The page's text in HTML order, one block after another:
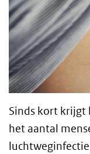
Sinds kort krijgt
het aantal